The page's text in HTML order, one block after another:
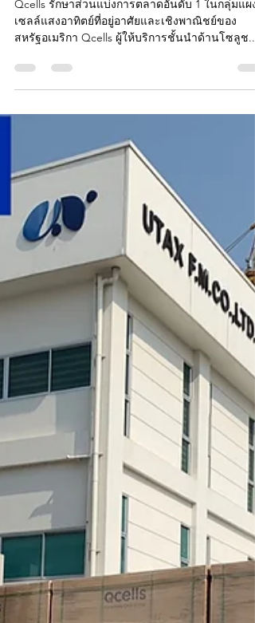
segments
Qcells รักษาส่วนแบ่งการตลาดอันดับ 1 ในกลุ่มแผง
สหรัฐอเมริกา Qcells ผู้ให้บริการชั้นนำด้านโซลูช...